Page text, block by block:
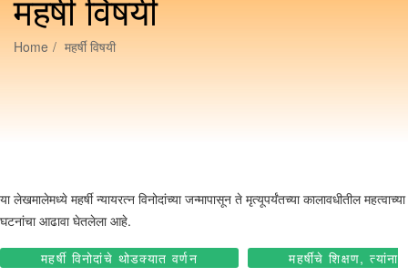
Home महर्षीं विषयी
या लेखमालेमध्ये महर्षी न्यायरत्न विनोदांच्या जन्मापासून ते मृत्यूपर्यंतच्या कालावधीतील महत्वाच्या
घटनांचा आढावा घेतलेला आहे.
महर्षी विनोदांचे थोडक्यात वर्णन महर्षींचे शिक्षण, त्यांना